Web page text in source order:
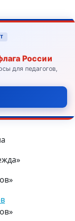
России
для педагогов,